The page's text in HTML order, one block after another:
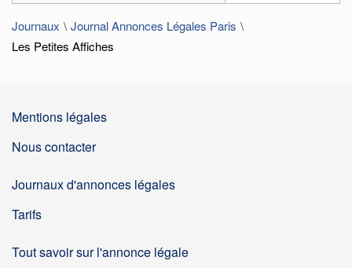
Journaux
Journal Annonces Légales Paris
Les Petites Affiches
Mentions légales
Nous contacter
Journaux d'annonces légales
Tarifs
Tout savoir sur l'annonce légale